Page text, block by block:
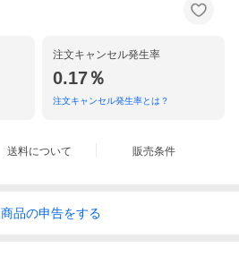
注文キャンセル発生率
0.17％
注文キャンセル発生率とは？
送料について 販売条件
商品の申告をする